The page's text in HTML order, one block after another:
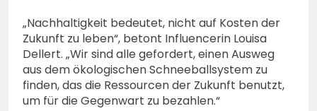
„Nachhaltigkeit bedeutet, nicht auf Kosten der
Zukunft zu leben“, betont Influencerin Louisa
Dellert. „Wir sind alle gefordert, einen Ausweg
aus dem ökologischen Schneeballsystem zu
finden, das die Ressourcen der Zukunft benutzt,
um für die Gegenwart zu bezahlen.“